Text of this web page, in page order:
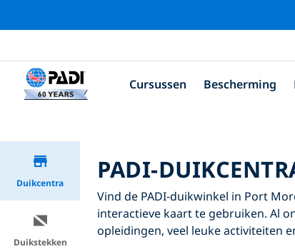
Cursussen Bescherming
Duikcentra
Duikstekken
PADI-
Vind de PADI-duikwinkel in Port
interactieve kaart te gebruiken. Al
opleidingen, veel leuke activiteiten